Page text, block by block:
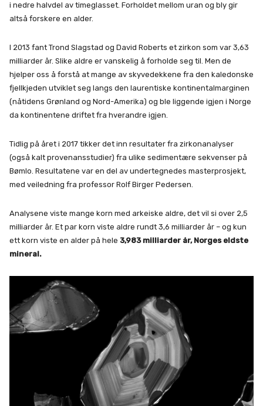
i nedre halvdel av timeglasset. Forholdet mellom uran og bly gir
altså forskere en alder.
I 2013 fant Trond Slagstad og David Roberts et zirkon som var 3,63
milliarder år. Slike aldre er vanskelig å forholde seg til. Men de
hjelper oss å forstå at mange av skyvedekkene fra den kaledonske
fjellkjeden utviklet seg langs den laurentiske kontinentalmarginen
(nåtidens Grønland og Nord-Amerika) og ble liggende igjen i Norge
da kontinentene driftet fra hverandre igjen.
Tidlig på året i 2017 tikker det inn resultater fra zirkonanalyser
(også kalt provenansstudier) fra ulike sedimentære sekvenser på
Bømlo. Resultatene var en del av undertegnedes masterprosjekt,
med veiledning fra professor Rolf Birger Pedersen.
Analysene viste mange korn med arkeiske aldre, det vil si over 2,5
milliarder år. Et par korn viste aldre rundt 3,6 milliarder år – og kun
ett korn viste en alder på hele 3,983 milliarder år, Norges eldste
mineral.